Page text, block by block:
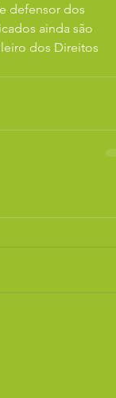
defensor dos
ainda são
dos Direitos